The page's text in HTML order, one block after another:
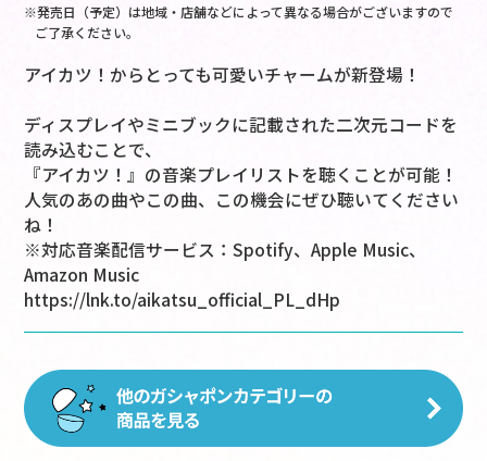
※発売日（予定）は地域・店舗などによって異なる場合がございますので
ご了承ください。
アイカツ！からとっても可愛いチャームが新登場！
ディスプレイやミニブックに記載された二次元コードを
読み込むことで、
『アイカツ！』の音楽プレイリストを聴くことが可能！
人気のあの曲やこの曲、この機会にぜひ聴いてください
ね！
※対応音楽配信サービス：Spotify、Apple Music、
Amazon Music
https://lnk.to/aikatsu_official_PL_dHp